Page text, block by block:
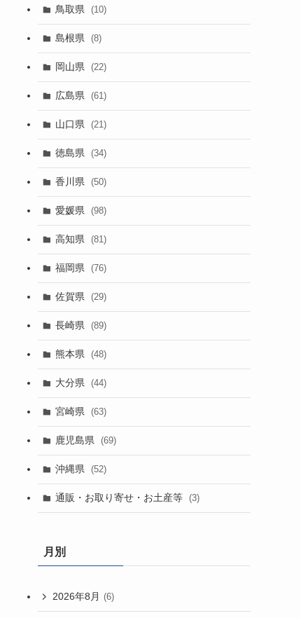
鳥取県 (10)
島根県 (8)
岡山県 (22)
広島県 (61)
山口県 (21)
徳島県 (34)
香川県 (50)
愛媛県 (98)
高知県 (81)
福岡県 (76)
佐賀県 (29)
長崎県 (89)
熊本県 (48)
大分県 (44)
宮崎県 (63)
鹿児島県 (69)
沖縄県 (52)
通販・お取り寄せ・お土産等 (3)
月別
2026年8月 (6)